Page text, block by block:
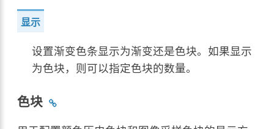
显示
设置渐变色条显示为渐变还是色块。如果显示
为色块，则可以指定色块的数量。
色块